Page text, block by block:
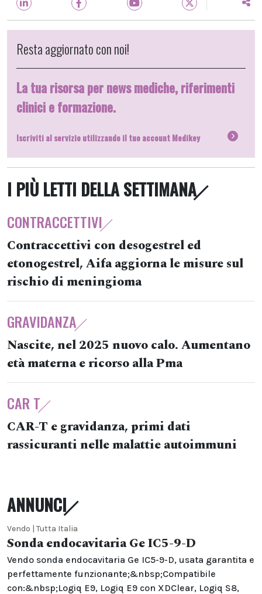
Resta aggiornato con noi!
La tua risorsa per news mediche, riferimenti
clinici e formazione.
Iscriviti al servizio utilizzando il tuo account Medikey
I PIÙ LETTI DELLA SETTIMANA
CONTRACCETTIVI
Contraccettivi con desogestrel ed
etonogestrel, Aifa aggiorna le misure sul
rischio di meningioma
GRAVIDANZA
Nascite, nel 2025 nuovo calo. Aumentano
età materna e ricorso alla Pma
CAR T
CAR-T e gravidanza, primi dati
rassicuranti nelle malattie autoimmuni
ANNUNCI
Vendo | Tutta Italia
Sonda endocavitaria Ge IC5-9-D
Vendo sonda endocavitaria Ge IC5-9-D, usata garantita e
perfettamente funzionante;&nbsp;Compatibile
con:&nbsp;Logiq E9, Logiq E9 con XDClear, Logiq S8,